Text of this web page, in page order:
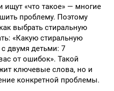
ищут «что такое» — многие
проблему. Поэтому
выбрать стиральную
«Какую стиральную
двумя детьми: 7
от ошибок». Такой
ключевые слова, но и
конкретной проблемы.